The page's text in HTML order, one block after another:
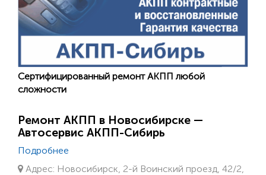
Сертифицированный ремонт АКПП любой
сложности
Ремонт АКПП в Новосибирске —
Автосервис АКПП-Сибирь
Подробнее
Адрес: Новосибирск, 2-й Воинский проезд, 42/2,